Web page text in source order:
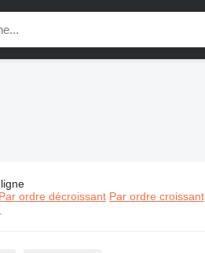
Matériel de TP Moelven
Par ordre décroissant Par ordre croissant